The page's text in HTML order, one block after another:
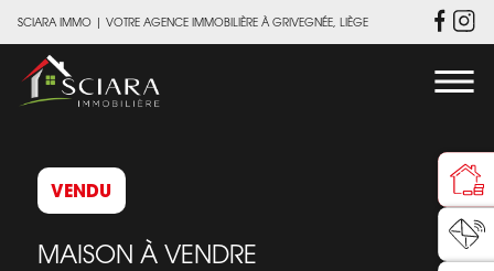
SCIARA IMMO | VOTRE AGENCE IMMOBILIÈRE À GRIVEGNÉE, LIÈGE
VENDU
MAISON À VENDRE